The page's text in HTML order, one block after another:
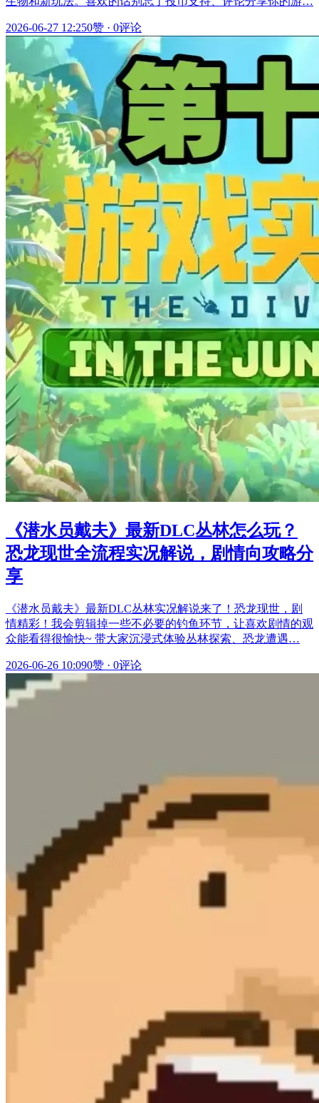
2026-06-27 12:250赞 · 0评论
《潜水员戴夫》最新DLC丛林怎么玩？
恐龙现世全流程实况解说，剧情向攻略分
享
《潜水员戴夫》最新DLC丛林实况解说来了！恐龙现世，剧
情精彩！我会剪辑掉一些不必要的钓鱼环节，让喜欢剧情的观
众能看得很愉快~ 带大家沉浸式体验丛林探索、恐龙遭遇…
2026-06-26 10:090赞 · 0评论